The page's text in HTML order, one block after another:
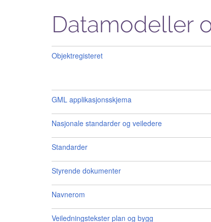
Datamodeller
Objektregisteret
GML applikasjonsskjema
Nasjonale standarder og veiledere
Standarder
Styrende dokumenter
Navnerom
Veiledningstekster plan og bygg